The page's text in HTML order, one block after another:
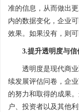
准的信息，从而做出
内的数据变化，企业
效果。如果没有，则
3.提升透明度与信
透明度是现代商
续发展评估问卷，企
的努力和取得的成果
户、投资者以及其他